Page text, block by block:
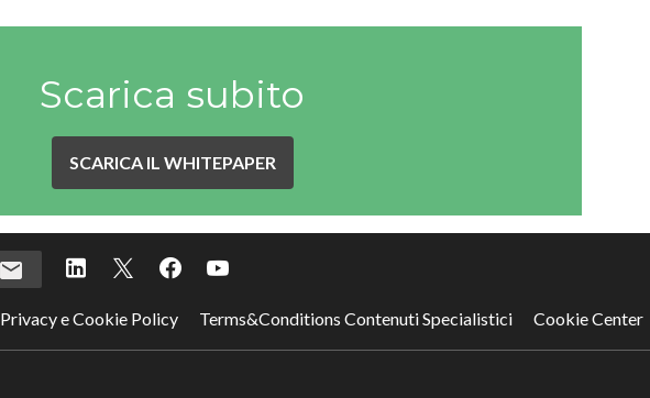
Scarica subito
SCARICA IL WHITEPAPER
Privacy e Cookie Policy Terms&Conditions Contenuti Specialistici Cookie Center